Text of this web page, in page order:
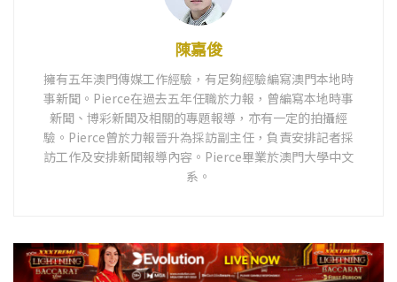
陳嘉俊
擁有五年澳門傳媒工作經驗，有足夠經驗編寫澳門本地時
事新聞。Pierce在過去五年任職於力報，曾編寫本地時事
新聞、博彩新聞及相關的專題報導，亦有一定的拍攝經
驗。Pierce曾於力報晉升為採訪副主任，負責安排記者採
訪工作及安排新聞報導內容。Pierce畢業於澳門大學中文
系。